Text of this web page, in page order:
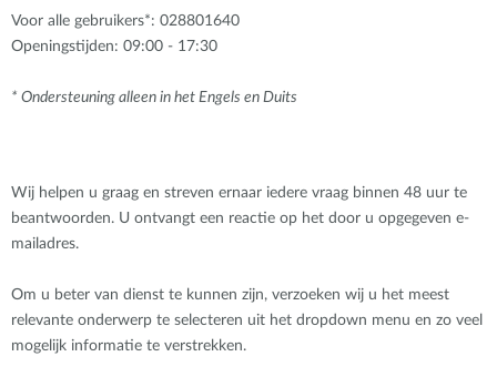
Voor alle gebruikers*: 028801640
Openingstijden: 09:00 - 17:30
* Ondersteuning alleen in het Engels en Duits
Wij helpen u graag en streven ernaar iedere vraag binnen 48 uur te
beantwoorden. U ontvangt een reactie op het door u opgegeven e-
mailadres.
Om u beter van dienst te kunnen zijn, verzoeken wij u het meest
relevante onderwerp te selecteren uit het dropdown menu en zo veel
mogelijk informatie te verstrekken.